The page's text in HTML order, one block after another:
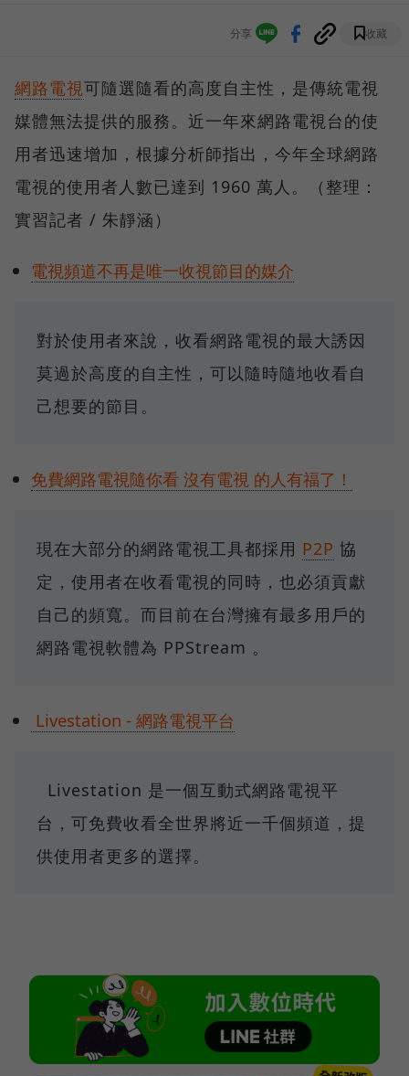
分享 收藏
網路電視可隨選隨看的高度自主性，是傳統電視
媒體無法提供的服務。近一年來網路電視台的使
用者迅速增加，根據分析師指出，今年全球網路
電視的使用者人數已達到 1960 萬人。（整理：
實習記者 / 朱靜涵）
電視頻道不再是唯一收視節目的媒介
對於使用者來說，收看網路電視的最大誘因
莫過於高度的自主性，可以隨時隨地收看自
己想要的節目。
免費網路電視隨你看 沒有電視 的人有福了！
現在大部分的網路電視工具都採用 P2P 協
定，使用者在收看電視的同時，也必須貢獻
自己的頻寬。而目前在台灣擁有最多用戶的
網路電視軟體為 PPStream 。
Livestation - 網路電視平台
Livestation 是一個互動式網路電視平
台，可免費收看全世界將近一千個頻道，提
供使用者更多的選擇。